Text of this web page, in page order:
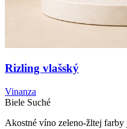
Rizling vlašský
Vinanza
Biele Suché
Akostné víno zeleno-žltej